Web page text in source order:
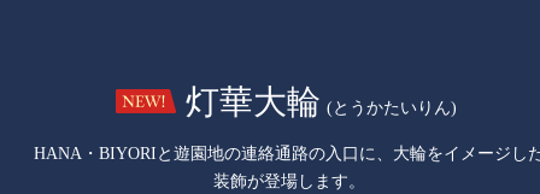
灯華大輪 (とうかたいりん)
HANA・BIYORIと遊園地の連絡通路の入口に、大輪をイメージし
装飾が登場します。